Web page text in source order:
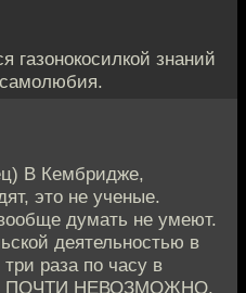
газонокосилкой знаний
самолюбия.
В Кембридже,
это не ученые.
думать не умеют.
деятельностью в
раза по часу в
ПОЧТИ НЕВОЗМОЖНО.